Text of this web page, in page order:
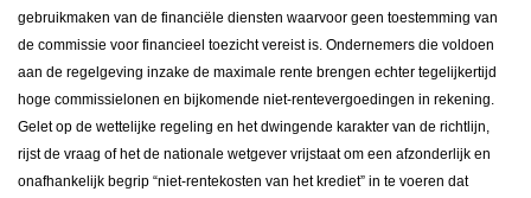
gebruikmaken van de financiële diensten waarvoor geen toestemming van
de commissie voor financieel toezicht vereist is. Ondernemers die voldoen
aan de regelgeving inzake de maximale rente brengen echter tegelijkertijd
hoge commissielonen en bijkomende niet-rentevergoedingen in rekening.
Gelet op de wettelijke regeling en het dwingende karakter van de richtlijn,
rijst de vraag of het de nationale wetgever vrijstaat om een afzonderlijk en
onafhankelijk begrip “niet-rentekosten van het krediet” in te voeren dat